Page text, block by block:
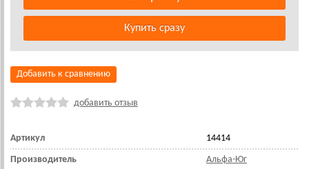
Добавить к сравнению
добавить отзыв
Артикул 14414
Производитель Альфа-Юг